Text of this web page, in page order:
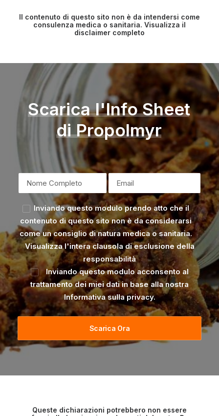
Il contenuto di questo sito non è da intendersi come
consulenza medica o sanitaria. Visualizza il
disclaimer completo
Scarica l'Info Sheet
di Propolmyr
Inviando questo modulo prendo atto che il
contenuto di questo sito non è da considerarsi
come un consiglio di natura medica o sanitaria.
Visualizza l'intera clausola di esclusione della
responsabilità
Inviando questo modulo acconsento al
trattamento dei miei dati in base alla nostra
Informativa sulla privacy.
Queste dichiarazioni potrebbero non essere